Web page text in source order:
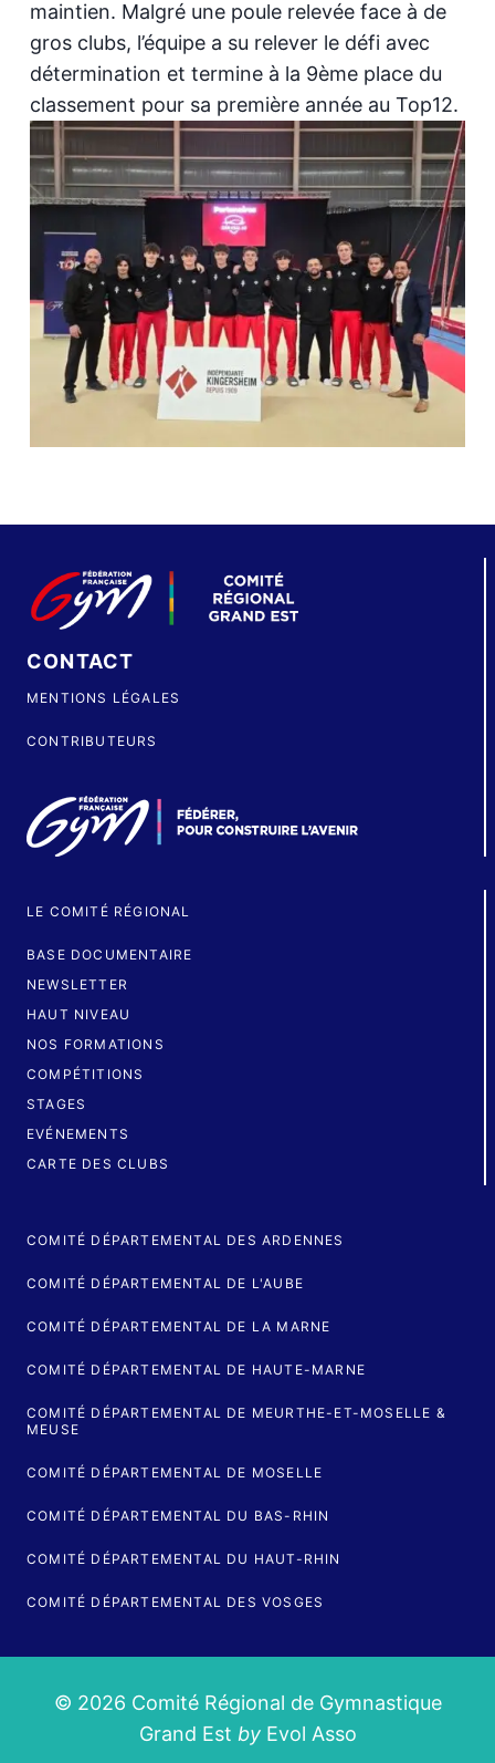
maintien. Malgré une poule relevée face à de
gros clubs, l’équipe a su relever le défi avec
détermination et termine à la 9ème place du
classement pour sa première année au Top12.
CONTACT
MENTIONS LÉGALES
CONTRIBUTEURS
LE COMITÉ RÉGIONAL
BASE DOCUMENTAIRE
NEWSLETTER
HAUT NIVEAU
NOS FORMATIONS
COMPÉTITIONS
STAGES
EVÉNEMENTS
CARTE DES CLUBS
COMITÉ DÉPARTEMENTAL DES ARDENNES
COMITÉ DÉPARTEMENTAL DE L'AUBE
COMITÉ DÉPARTEMENTAL DE LA MARNE
COMITÉ DÉPARTEMENTAL DE HAUTE-MARNE
COMITÉ DÉPARTEMENTAL DE MEURTHE-ET-MOSELLE &
MEUSE
COMITÉ DÉPARTEMENTAL DE MOSELLE
COMITÉ DÉPARTEMENTAL DU BAS-RHIN
COMITÉ DÉPARTEMENTAL DU HAUT-RHIN
COMITÉ DÉPARTEMENTAL DES VOSGES
© 2026 Comité Régional de Gymnastique
Grand Est byEvol Asso